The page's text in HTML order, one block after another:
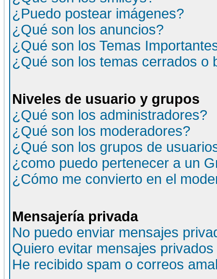
¿Puedo postear imágenes?
¿Qué son los anuncios?
¿Qué son los Temas
¿Qué son los temas cerrados o
Niveles de usuario y grupos
¿Qué son los administradores?
¿Qué son los moderadores?
¿Qué son los grupos de
¿como puedo pertenecer a un
¿Cómo me convierto en el
Mensajería privada
No puedo enviar mensajes
Quiero evitar mensajes
He recibido spam o correos